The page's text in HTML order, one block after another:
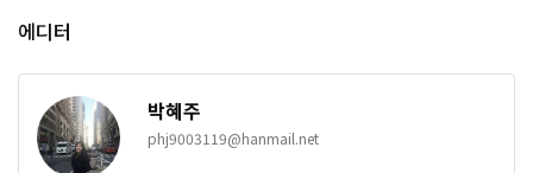
에디터
박혜주
phj9003119@hanmail.net